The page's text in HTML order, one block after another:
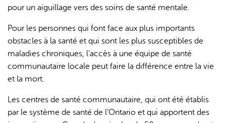
pour un aiguillage vers des soins de santé mentale.
Pour les personnes qui font face aux plus importants
obstacles à la santé et qui sont les plus susceptibles de
maladies chroniques, l’accès à une équipe de santé
communautaire locale peut faire la différence entre la vie
et la mort.
Les centres de santé communautaire, qui ont été établis
par le système de santé de l’Ontario et qui apportent des